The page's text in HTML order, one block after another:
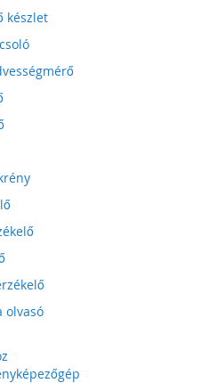
készlet
olvasó